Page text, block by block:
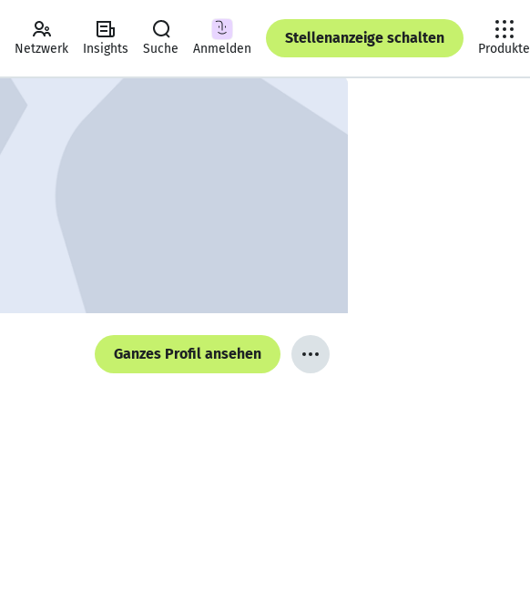
Netzwerk Insights Suche Anmelden
Stellenanzeige schalten
Produkte
Ganzes Profil ansehen